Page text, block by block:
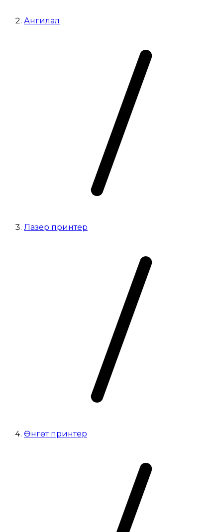
Ангилал
Лазер принтер
Өнгөт принтер